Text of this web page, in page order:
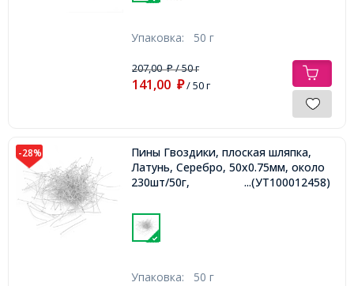
Упаковка: 50 г
207,00₽/ 50 г
141,00 ₽/ 50 г
-28%
Пины Гвоздики, плоская шляпка,
Латунь, Серебро, 50х0.75мм, около
230шт/50г,
...(УТ100012458)
Упаковка: 50 г